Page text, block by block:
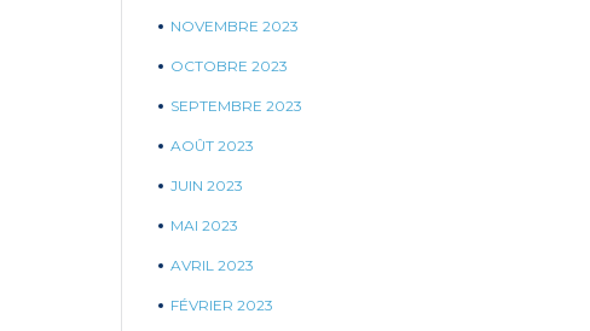
NOVEMBRE 2023
OCTOBRE 2023
SEPTEMBRE 2023
AOÛT 2023
JUIN 2023
MAI 2023
AVRIL 2023
FÉVRIER 2023